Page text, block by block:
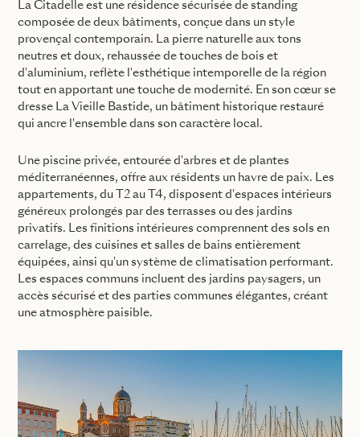
La Citadelle est une résidence sécurisée de standing
composée de deux bâtiments, conçue dans un style
provençal contemporain. La pierre naturelle aux tons
neutres et doux, rehaussée de touches de bois et
d'aluminium, reflète l'esthétique intemporelle de la région
tout en apportant une touche de modernité. En son cœur se
dresse La Vieille Bastide, un bâtiment historique restauré
qui ancre l'ensemble dans son caractère local.
Une piscine privée, entourée d'arbres et de plantes
méditerranéennes, offre aux résidents un havre de paix. Les
appartements, du T2 au T4, disposent d'espaces intérieurs
généreux prolongés par des terrasses ou des jardins
privatifs. Les finitions intérieures comprennent des sols en
carrelage, des cuisines et salles de bains entièrement
équipées, ainsi qu'un système de climatisation performant.
Les espaces communs incluent des jardins paysagers, un
accès sécurisé et des parties communes élégantes, créant
une atmosphère paisible.